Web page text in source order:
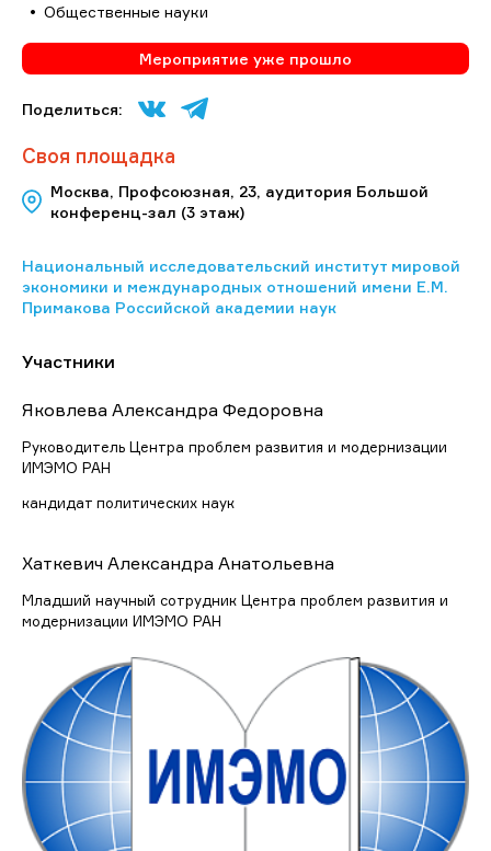
Общественные науки
Мероприятие уже прошло
Поделиться:
Своя площадка
Москва, Профсоюзная, 23, аудитория Большой
конференц-зал (3 этаж)
Национальный исследовательский институт мировой
экономики и международных отношений имени Е.М.
Примакова Российской академии наук
Участники
Яковлева Александра Федоровна
Руководитель Центра проблем развития и модернизации
ИМЭМО РАН
кандидат политических наук
Хаткевич Александра Анатольевна
Младший научный сотрудник Центра проблем развития и
модернизации ИМЭМО РАН